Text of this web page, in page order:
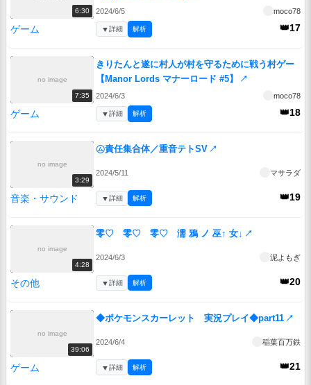
6:30 2024/6/5 moco78
ゲーム 👑17
▼詳細 解析
no image
7:35
きりたんと遂に村人が村を守るために戦う村ゲー
【Manor Lords マナーロード #5】
↗
2024/6/3 moco78
ゲーム 👑18
▼詳細 解析
no image
3:29
㋰責任集合体／重音テトSV ↗
2024/5/11 マサラダ
音楽・サウンド 👑19
▼詳細 解析
no image
4:28
零♡ 零♡ 零♡ 濡 鴉 ノ 巫↑ 女↓ ↗
2024/6/3 泥よもぎ
その他 👑20
▼詳細 解析
no image
39:06
◆ポケモンスカーレット 実況プレイ◆part11 ↗
2024/6/4 稲葉百万鉄
ゲーム 👑21
▼詳細 解析